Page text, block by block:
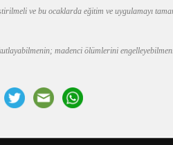
ve bu ocaklarda eğitim ve uygulamayı
madenci ölümlerini